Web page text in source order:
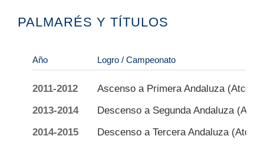
PALMARÉS Y TÍTULOS
Año
2011-2012
2013-2014
2014-2015
Logro / Campeonato
Ascenso a Primera Andaluza (Atco.
Descenso a Segunda Andaluza
Descenso a Tercera Andaluza (Atco.